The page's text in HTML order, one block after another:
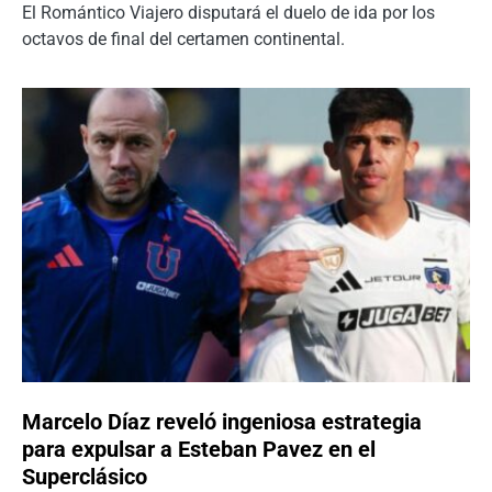
El Romántico Viajero disputará el duelo de ida por los
octavos de final del certamen continental.
Marcelo Díaz reveló ingeniosa estrategia
para expulsar a Esteban Pavez en el
Superclásico